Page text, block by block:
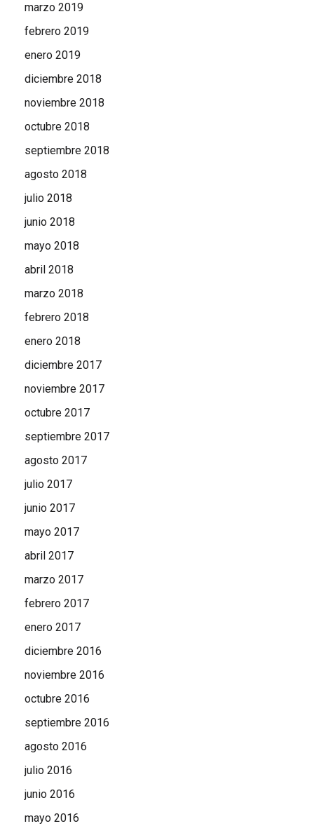
marzo 2019
febrero 2019
enero 2019
diciembre 2018
noviembre 2018
octubre 2018
septiembre 2018
agosto 2018
julio 2018
junio 2018
mayo 2018
abril 2018
marzo 2018
febrero 2018
enero 2018
diciembre 2017
noviembre 2017
octubre 2017
septiembre 2017
agosto 2017
julio 2017
junio 2017
mayo 2017
abril 2017
marzo 2017
febrero 2017
enero 2017
diciembre 2016
noviembre 2016
octubre 2016
septiembre 2016
agosto 2016
julio 2016
junio 2016
mayo 2016